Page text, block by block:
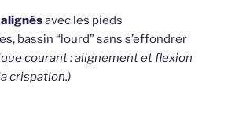
alignésavec les pieds
bassin “lourd” sans s’effondrer
courant : alignement et flexion
crispation.)